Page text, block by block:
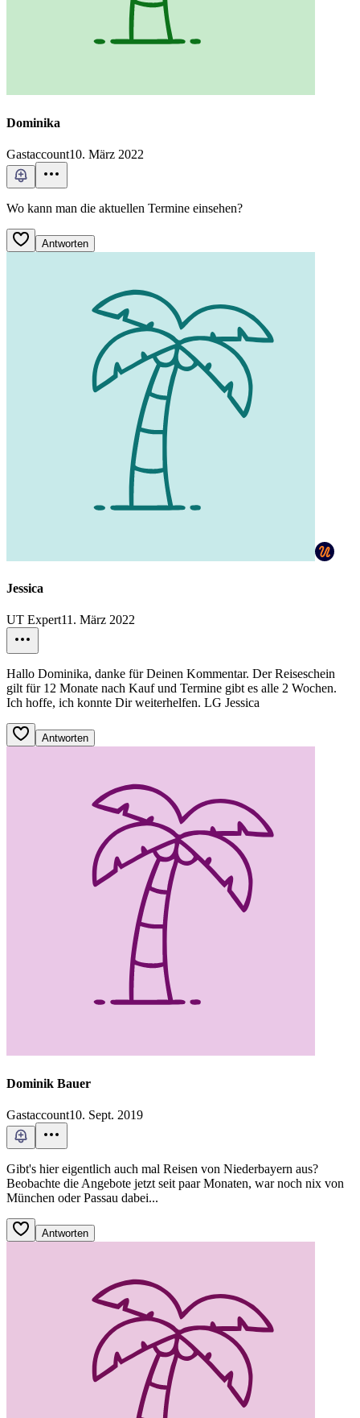
Dominika
Gastaccount10. März 2022
Wo kann man die aktuellen Termine einsehen?
Antworten
Jessica
UT Expert11. März 2022
Hallo Dominika, danke für Deinen Kommentar. Der Reiseschein
gilt für 12 Monate nach Kauf und Termine gibt es alle 2 Wochen.
Ich hoffe, ich konnte Dir weiterhelfen. LG Jessica
Antworten
Dominik Bauer
Gastaccount10. Sept. 2019
Gibt's hier eigentlich auch mal Reisen von Niederbayern aus?
Beobachte die Angebote jetzt seit paar Monaten, war noch nix von
München oder Passau dabei...
Antworten